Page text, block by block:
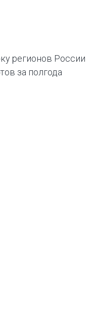
регионов России
за полгода